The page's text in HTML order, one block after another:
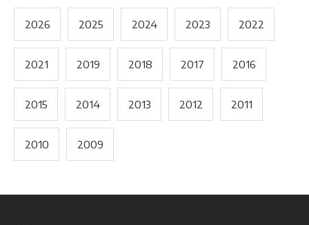
2026 2025 2024 2023 2022
2021 2019 2018 2017 2016
2015 2014 2013 2012 2011
2010 2009